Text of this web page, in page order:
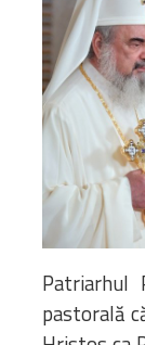
Patriarhul
pastorală